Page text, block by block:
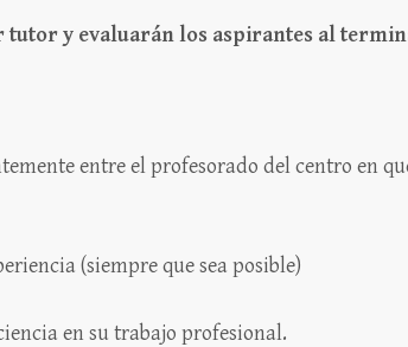
y evaluarán los aspirantes al
entre el profesorado del centro en
(siempre que sea posible)
en su trabajo profesional.